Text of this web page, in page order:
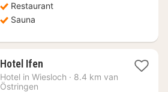
Restaurant
Sauna
Hotel Ifen1
nacht
Hotel in Wiesloch · 8.4 km van
Östringen